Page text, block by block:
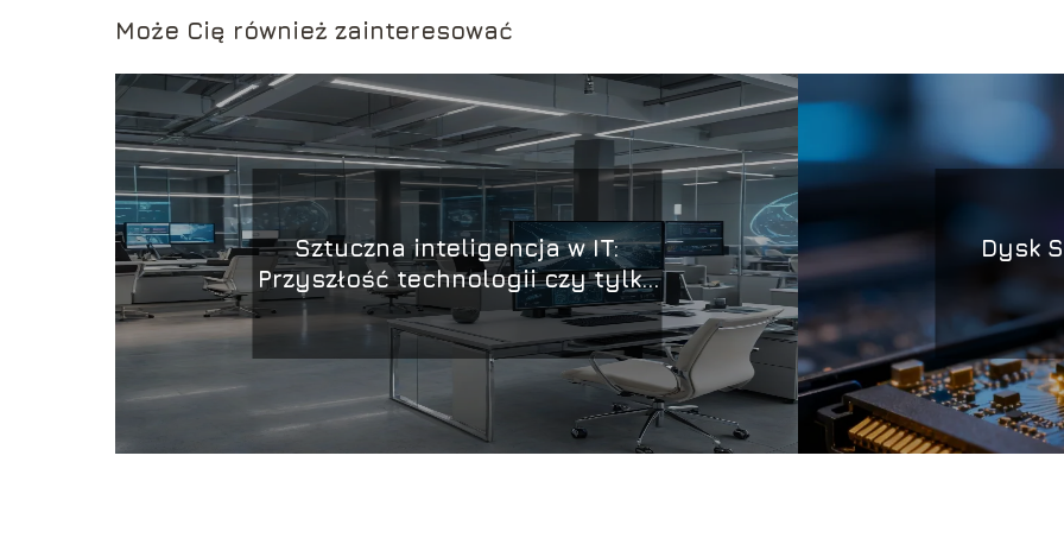
Może Cię również zainteresować
Sztuczna inteligencja w IT:
Przyszłość technologii czy tylko
trend
Dysk